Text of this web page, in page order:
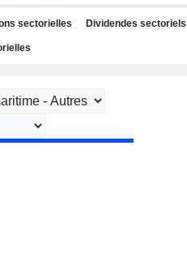
sectorielles Dividendes sectoriels